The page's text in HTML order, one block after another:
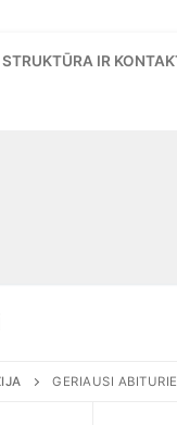
STRUKTŪRA IR
GERIAUSI